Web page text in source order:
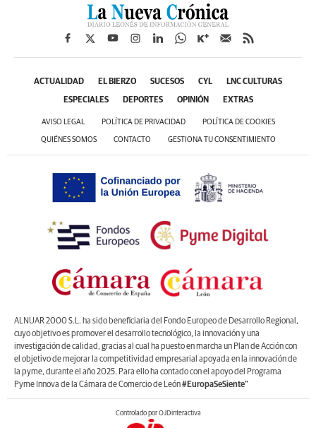
ACTUALIDAD EL BIERZO SUCESOS CYL LNC CULTURAS
ESPECIALES DEPORTES OPINIÓN EXTRAS
AVISO LEGAL POLÍTICA DE PRIVACIDAD POLÍTICA DE COOKIES
QUIÉNES SOMOS CONTACTO GESTIONA TU CONSENTIMIENTO
ALNUAR 2000 S.L. ha sido beneficiaria del Fondo Europeo de Desarrollo Regional,
cuyo objetivo es promover el desarrollo tecnológico, la innovación y una
investigación de calidad, gracias al cual ha puesto en marcha un Plan de Acción con
el objetivo de mejorar la competitividad empresarial apoyada en la innovación de
la pyme, durante el año 2025. Para ello ha contado con el apoyo del Programa
Pyme Innova de la Cámara de Comercio de León#EuropaSeSiente”
Controlado por OJDinteractiva